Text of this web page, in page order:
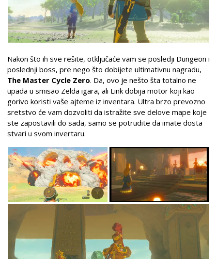
Nakon što ih sve rešite, otključaće vam se posledji Dungeon i
poslednji boss, pre nego što dobijete ultimativnu nagradu,
The Master Cycle Zero. Da, ovo je nešto šta totalno ne
upada u smisao Zelda igara, ali Link dobija motor koji kao
gorivo koristi vaše ajteme iz inventara. Ultra brzo prevozno
sretstvo će vam dozvoliti da istražite sve delove mape koje
ste zapostavili do sada, samo se potrudite da imate dosta
stvari u svom invertaru.